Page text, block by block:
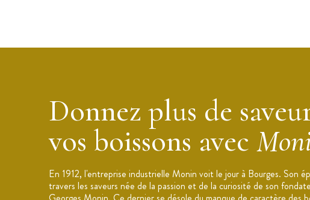
Ingrédients : Sucre, eau, arôme naturel,
émulsifiants : gomme d'acacia, E445.
Données nutritionnelles : Énergie (kJ/kcal) :
dont acides gras saturés (g) : 0, Glucides (g) :
Applications : Culinaire, sodas et limonades, thés
Conseil de conservation : À consommer dans
Donnez plus de
vos boissons avec
En 1912, l'entreprise industrielle Monin voit le jour à Bourges. Son
travers les saveurs née de la passion et de la curiosité de son